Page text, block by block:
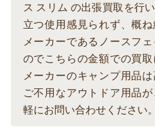
ス スリム の出張買取を行
立つ使用感見られず、概
メーカーであるノースフ
のでこちらの金額での買
メーカーのキャンプ用品は
ご不用なアウトドア用品
軽にお問い合わせください。